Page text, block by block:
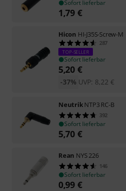
Sofort lieferbar
1,79 €
Hicon HI-J35S-Screw-M
287
TOP-SELLER
Sofort lieferbar
5,20 €
UVP: 8,22 €
-37%
NeutrikNTP3 RC-B
392
Sofort lieferbar
5,70 €
Rean NYS 226
146
Sofort lieferbar
0,99 €